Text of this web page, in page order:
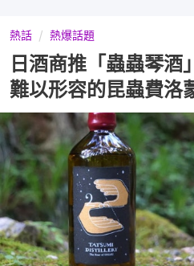
熱話 熱爆話題
日酒商推「蟲蟲琴
難以形容的昆蟲費洛